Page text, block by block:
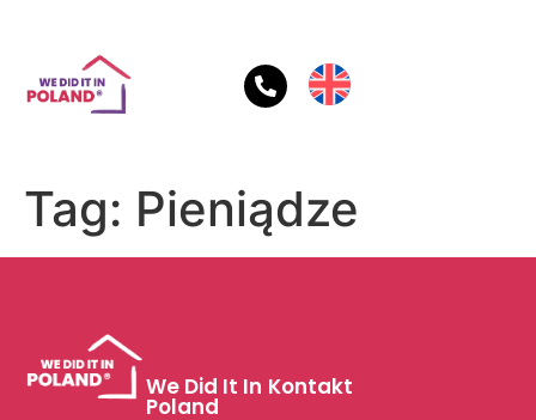
Tag: Pieniądze
We Did It In
Poland
Kontakt